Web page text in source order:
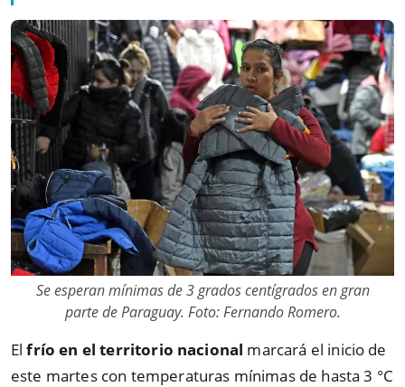
Se esperan mínimas de 3 grados centígrados en gran
parte de Paraguay. Foto: Fernando Romero.
Elfrío en el territorio nacional marcará el inicio de
este martes con temperaturas mínimas de hasta 3 °C